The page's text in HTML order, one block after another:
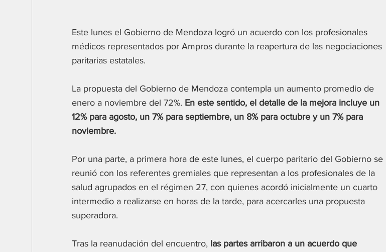
Este lunes el Gobierno de Mendoza logró un acuerdo con los profesionales
médicos representados por Ampros durante la reapertura de las negociaciones
paritarias estatales.
La propuesta del Gobierno de Mendoza contempla un aumento promedio de
enero a noviembre del 72%. En este sentido, el detalle de la mejora incluye un
12% para agosto, un 7% para septiembre, un 8% para octubre y un 7% para
noviembre.
Por una parte, a primera hora de este lunes, el cuerpo paritario del Gobierno se
reunió con los referentes gremiales que representan a los profesionales de la
salud agrupados en el régimen 27, con quienes acordó inicialmente un cuarto
intermedio a realizarse en horas de la tarde, para acercarles una propuesta
superadora.
Tras la reanudación del encuentro, las partes arribaron a un acuerdo que